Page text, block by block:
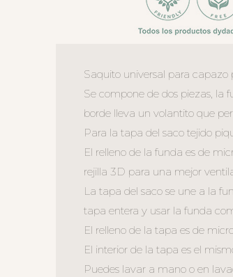
Saquito universal para
Se compone de dos piezas, la
borde lleva un volantito que
Para la tapa del saco tejido
El relleno de la funda es de
rejilla 3D para una mejor
La tapa del saco se une a la
tapa entera y usar la funda
El relleno de la tapa es de
El interior de la tapa es el
Puedes lavar a mano o en